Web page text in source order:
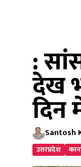
:
देख
Santosh
उत्तरप्रदेश